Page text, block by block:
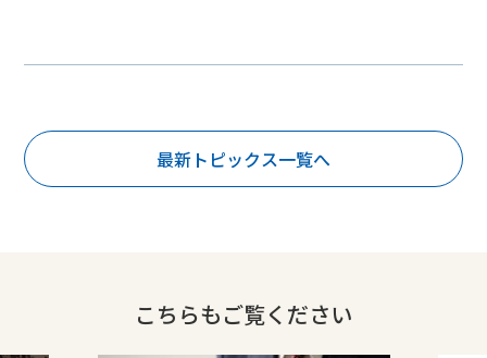
最新トピックス一覧へ
こちらもご覧ください